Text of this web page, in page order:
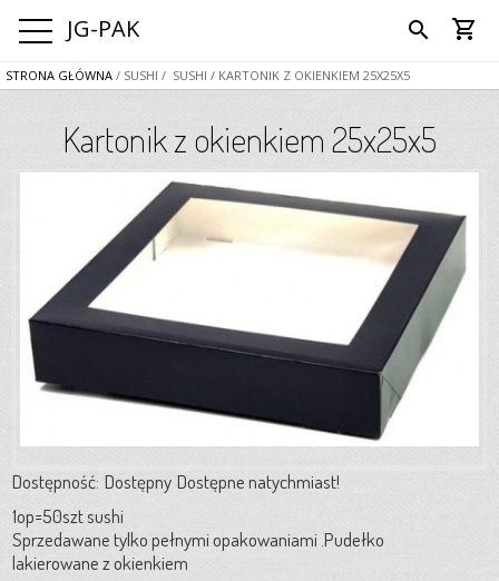
JG-PAK search shopping_cart
STRONA GŁÓWNA / SUSHI / SUSHI / KARTONIK Z OKIENKIEM 25X25X5
Kartonik z okienkiem 25x25x5
Dostępność: Dostępny Dostępne natychmiast!
1op=50szt sushi
Sprzedawane tylko pełnymi opakowaniami .Pudełko
lakierowane z okienkiem